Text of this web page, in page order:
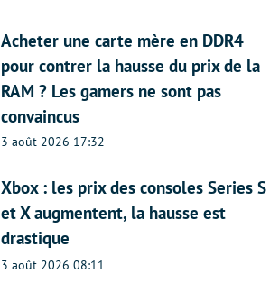
Acheter une carte mère en DDR4
pour contrer la hausse du prix de la
RAM ? Les gamers ne sont pas
convaincus
3 août 2026 17:32
Xbox : les prix des consoles Series S
et X augmentent, la hausse est
drastique
3 août 2026 08:11